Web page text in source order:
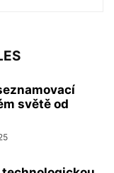
světě od